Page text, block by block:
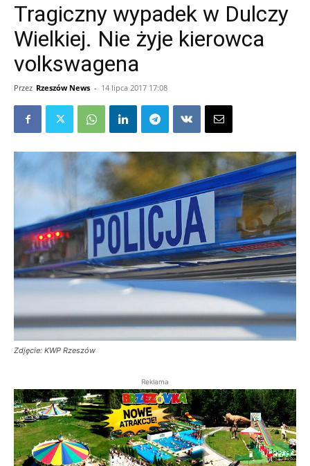
Tragiczny wypadek w Dulczy
Wielkiej. Nie żyje kierowca
volkswagena
Przez Rzeszów News - 14 lipca 2017 17:08
Zdjęcie: KWP Rzeszów
Reklama